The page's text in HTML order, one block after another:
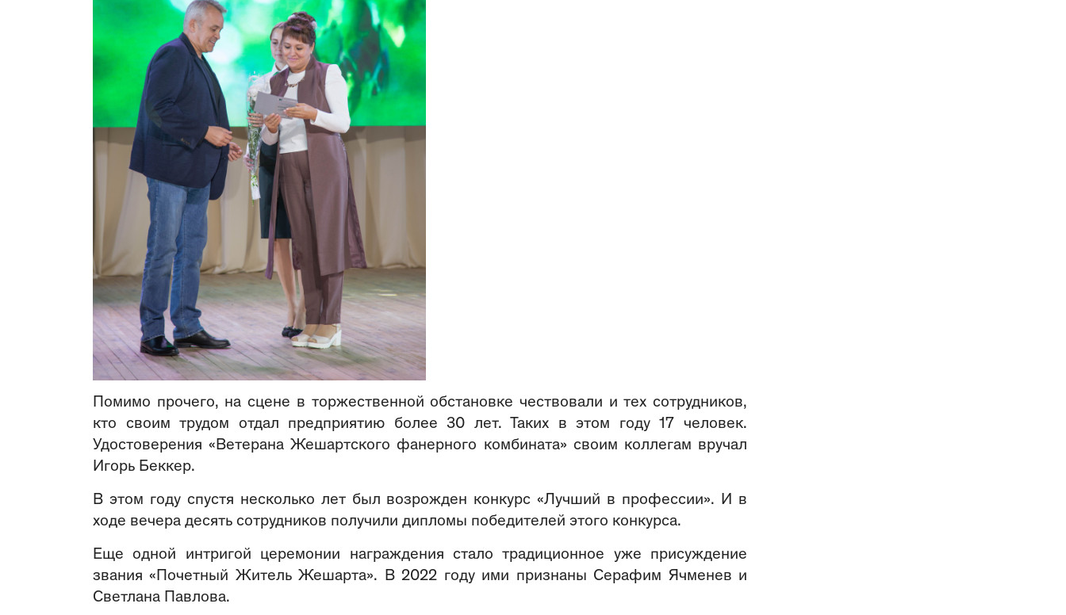
Помимо прочего, на сцене в торжественной обстановке чествовали и тех сотрудников,
кто своим трудом отдал предприятию более 30 лет. Таких в этом году 17 человек.
Удостоверения «Ветерана Жешартского фанерного комбината» своим коллегам вручал
Игорь Беккер.
В этом году спустя несколько лет был возрожден конкурс «Лучший в профессии». И в
ходе вечера десять сотрудников получили дипломы победителей этого конкурса.
Еще одной интригой церемонии награждения стало традиционное уже присуждение
звания «Почетный Житель Жешарта». В 2022 году ими признаны Серафим Ячменев и
Светлана Павлова.